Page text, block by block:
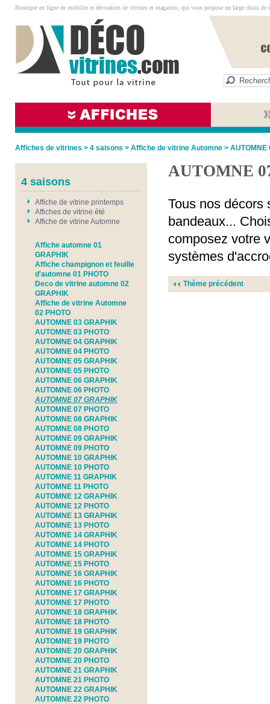
Boutique en ligne de mobilier et décoration de vitrines et magasins, qui vous propose un large choix de
Affiches de vitrines > 4 saisons > Affiche de vitrine Automne > AUTOMNE
4 saisons
Affiche de vitrine printemps
Affiches de vitrine été
Affiche de vitrine Automne
Affiche automne 01
GRAPHIK
Affiche champignon et feuille
d'automne 01 PHOTO
Deco de vitrine automne 02
GRAPHIK
Affiche de vitrine Automne
02 PHOTO
AUTOMNE 03 GRAPHIK
AUTOMNE 03 PHOTO
AUTOMNE 04 GRAPHIK
AUTOMNE 04 PHOTO
AUTOMNE 05 GRAPHIK
AUTOMNE 05 PHOTO
AUTOMNE 06 GRAPHIK
AUTOMNE 06 PHOTO
AUTOMNE 07 GRAPHIK
AUTOMNE 07 PHOTO
AUTOMNE 08 GRAPHIK
AUTOMNE 08 PHOTO
AUTOMNE 09 GRAPHIK
AUTOMNE 09 PHOTO
AUTOMNE 10 GRAPHIK
AUTOMNE 10 PHOTO
AUTOMNE 11 GRAPHIK
AUTOMNE 11 PHOTO
AUTOMNE 12 GRAPHIK
AUTOMNE 12 PHOTO
AUTOMNE 13 GRAPHIK
AUTOMNE 13 PHOTO
AUTOMNE 14 GRAPHIK
AUTOMNE 14 PHOTO
AUTOMNE 15 GRAPHIK
AUTOMNE 15 PHOTO
AUTOMNE 16 GRAPHIK
AUTOMNE 16 PHOTO
AUTOMNE 17 GRAPHIK
AUTOMNE 17 PHOTO
AUTOMNE 18 GRAPHIK
AUTOMNE 18 PHOTO
AUTOMNE 19 GRAPHIK
AUTOMNE 19 PHOTO
AUTOMNE 20 GRAPHIK
AUTOMNE 20 PHOTO
AUTOMNE 21 GRAPHIK
AUTOMNE 21 PHOTO
AUTOMNE 22 GRAPHIK
AUTOMNE 22 PHOTO
AUTOMNE
Tous nos décors
bandeaux...
composez votre
systèmes
Thème précédent